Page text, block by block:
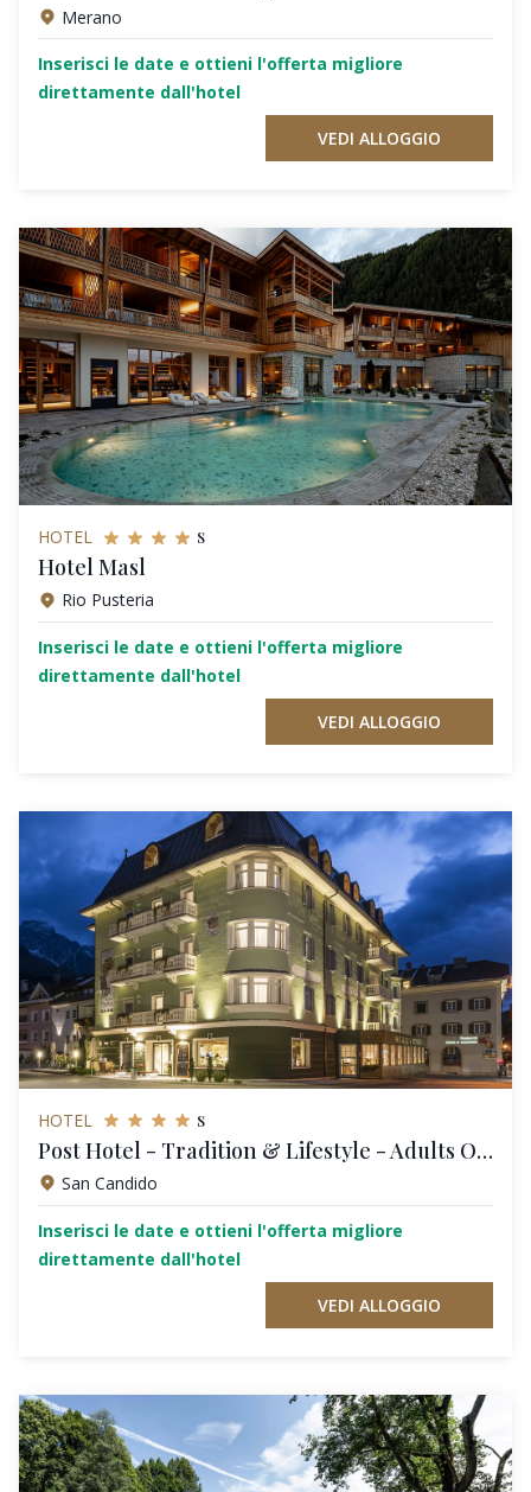
Merano
Inserisci le date e ottieni l'offerta migliore
direttamente dall'hotel
VEDI ALLOGGIO
HOTEL s
Hotel Masl
Rio Pusteria
Inserisci le date e ottieni l'offerta migliore
direttamente dall'hotel
VEDI ALLOGGIO
HOTEL s
Post Hotel - Tradition & Lifestyle - Adults Only
San Candido
Inserisci le date e ottieni l'offerta migliore
direttamente dall'hotel
VEDI ALLOGGIO